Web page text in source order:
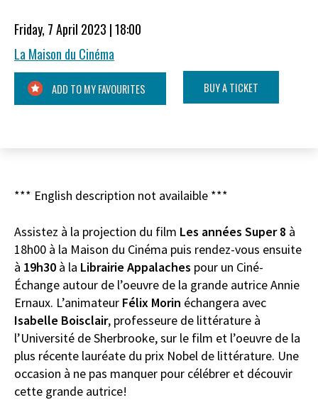
Friday, 7 April 2023 | 18:00
La Maison du Cinéma
ADD TO MY FAVOURITES BUY A TICKET
*** English description not availaible ***
Assistez à la projection du film Les années Super 8 à
18h00 à la Maison du Cinéma puis rendez-vous ensuite
à 19h30 à la Librairie Appalaches pour un Ciné-
Échange autour de l’oeuvre de la grande autrice Annie
Ernaux. L’animateur Félix Morin échangera avec
Isabelle Boisclair, professeure de littérature à
l’Université de Sherbrooke, sur le film et l’oeuvre de la
plus récente lauréate du prix Nobel de littérature. Une
occasion à ne pas manquer pour célébrer et découvir
cette grande autrice!